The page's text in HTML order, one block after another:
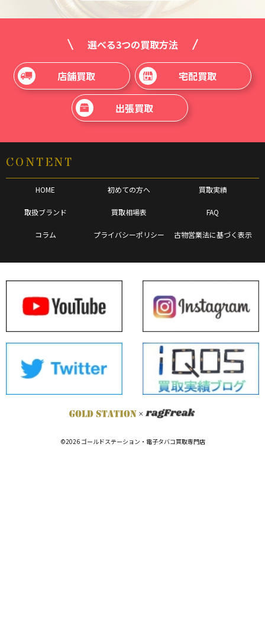
選べる3つの買取方法
店舗買取 宅配買取
出張買取
CONTENT
HOME 初めての方へ 買取実績
取扱ブランド 買取相場表 FAQ
コラム プライバシーポリシー 古物営業法に基づく表示
©2026 ゴールドステーション・電子タバコ買取専門店